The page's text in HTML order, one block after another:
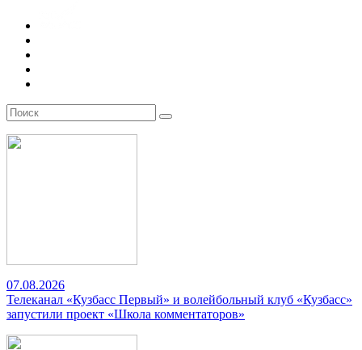
07.08.2026
Телеканал «Кузбасс Первый» и волейбольный клуб «Кузбасс»
запустили проект «Школа комментаторов»